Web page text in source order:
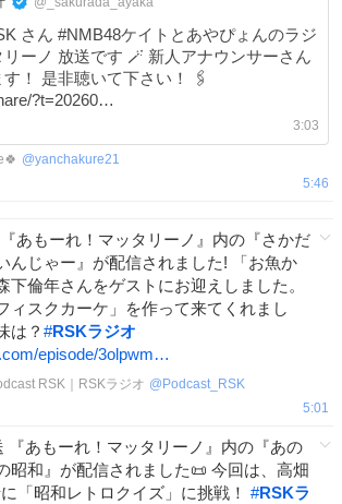
さん #NMB48ケイトとあやぴょんのラジ
送です 🪄 新人アナウンサーさん
！ 是非聴いて下さい！ 🖇️
?t=20260…
3:03
@yanchakure21
5:46
あもーれ！マッタリーノ』内の『さかだ
んじゃー』が配信されました! 「お魚か
下倫年さんをゲストにお迎えしました。
ィスクカーケ」を作って来てくれまし
は？ #RSKラジオ
episode/3olpwm…
RSK｜RSKラジオ @ Podcast_RSK
5:01
『あもーれ！マッタリーノ』内の『あの
昭和』が配信されました📜 今回は、高畑
「昭和レトロクイズ」に挑戦！ #RSKラ